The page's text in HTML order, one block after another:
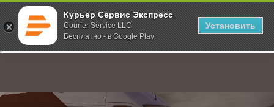
Курьер Сервис Экспресс
Courier Service LLC
Бесплатно - в Google Play
Установить
;
Главная О компании Новости Изменение в услугах